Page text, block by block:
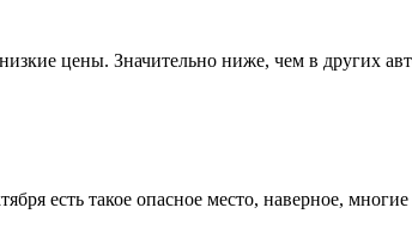
цены. Значительно ниже, чем в других
есть такое опасное место, наверное,